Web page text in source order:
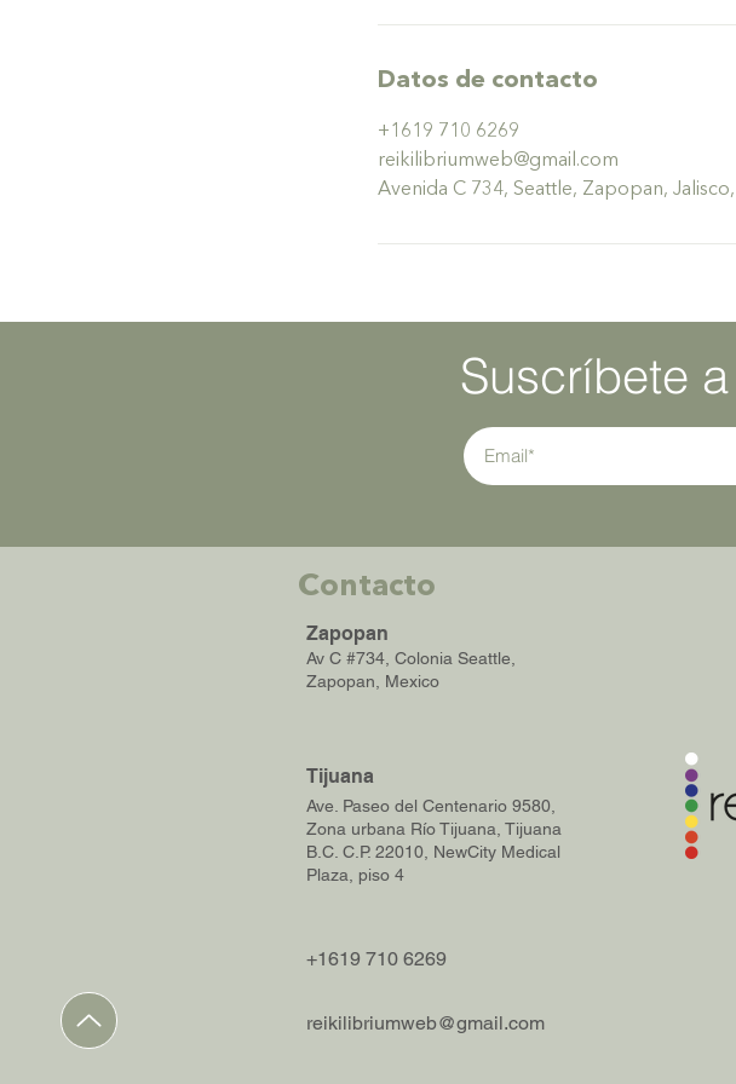
Datos de contacto
+1619 710 6269
reikilibriumweb@gmail.com
Avenida C 734, Seattle, Zapopan,
Suscríbete
Contacto
Zapopan
Av C #734, Colonia Seattle,
Zapopan, Mexico
Tijuana
Ave. Paseo del Centenario 9580,
Zona urbana Río Tijuana, Tijuana
B.C. C.P. 22010, NewCity Medical
Plaza, piso 4
+1619 710 6269
reikilibriumweb@gmail.com